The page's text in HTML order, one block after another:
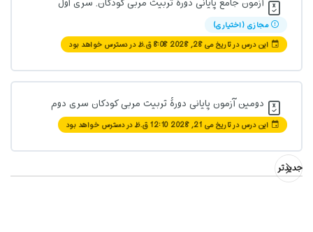
آزمون جامع پایانی دورۀ تربیت مربی کودکان. سری اول
مجازی (اختیاری)
این درس در تاریخ می 28, 2028 8:08 ق.ظ در دسترس خواهد بود
دومین آزمون پایانی دورۀ تربیت مربی کودکان سری دوم
این درس در تاریخ می 21, 2028 12:10 ق.ظ در دسترس خواهد بود
جدیدتر